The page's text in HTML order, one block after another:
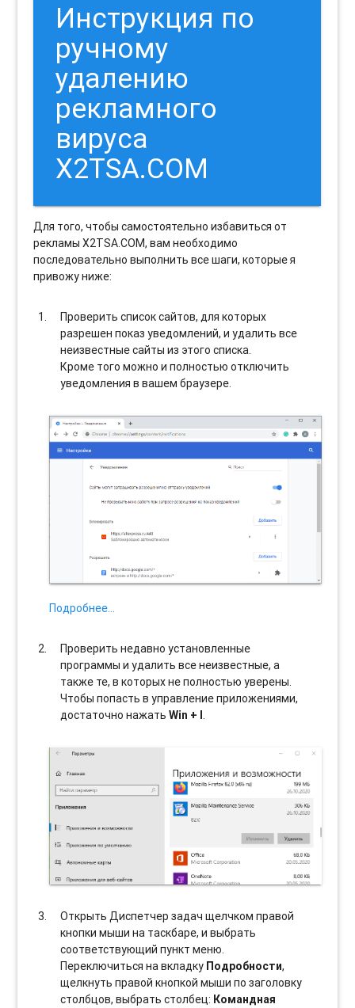
Инструкция по
ручному
удалению
рекламного
вируса
X2TSA.COM
Для того, чтобы самостоятельно избавиться от
рекламы X2TSA.COM, вам необходимо
последовательно выполнить все шаги, которые я
привожу ниже:
Проверить список сайтов, для которых
разрешен показ уведомлений, и удалить все
неизвестные сайты из этого списка.
Кроме того можно и полностью отключить
уведомления в вашем браузере.
Подробнее…
Проверить недавно установленные
программы и удалить все неизвестные, а
также те, в которых не полностью уверены.
Чтобы попасть в управление приложениями,
достаточно нажатьWin + I.
Открыть Диспетчер задач щелчком правой
кнопки мыши на таскбаре, и выбрать
соотвeтствующий пункт меню.
Переключиться на вкладку Подробности,
щелкнуть правой кнопкой мыши по заголовку
столбцов, выбрать столбец: Командная